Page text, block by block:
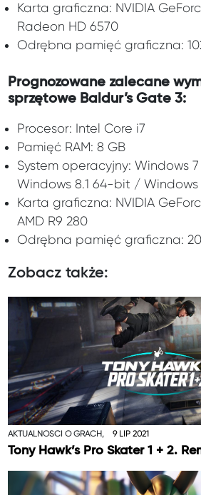
Karta graficzna: NVIDIA
Radeon HD 6570
Odrębna pamięć graficzna:
Prognozowane zalecane
sprzętowe Baldur’s Gate 3:
Procesor: Intel Core i7
Pamięć RAM: 8 GB
System operacyjny: Windows
Windows 8.1 64-bit /
Karta graficzna: NVIDIA
AMD R9 280
Odrębna pamięć graficzna:
Zobacz także:
AKTUALNOŚCI O GRACH, 9 LIP 2021
Tony Hawk’s Pro Skater 1 + 2.